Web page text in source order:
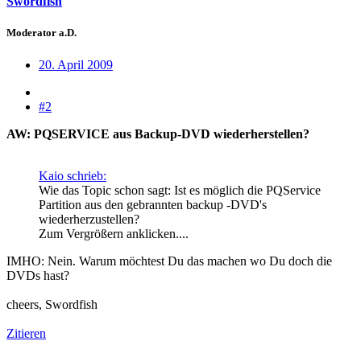
Moderator a.D.
20. April 2009
#2
AW: PQSERVICE aus Backup-DVD wiederherstellen?
Kaio schrieb:
Wie das Topic schon sagt: Ist es möglich die PQService
Partition aus den gebrannten backup -DVD's
wiederherzustellen?
Zum Vergrößern anklicken....
IMHO: Nein. Warum möchtest Du das machen wo Du doch die
DVDs hast?
cheers, Swordfish
Zitieren